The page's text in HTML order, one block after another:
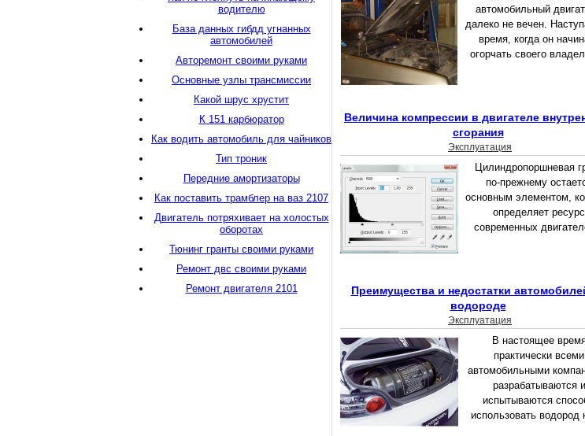
автомобильный
далеко не вечен.
время, когда он
огорчать своего
Величина компрессии в двигателе
сгорания
Эксплуатация
Цилиндропоршневая
по-прежнему
основным элементом,
определяет ресурс
современных
Преимущества и недостатки
водороде
Эксплуатация
В настоящее
практически всеми
автомобильными
разрабатываются и
испытываются
использовать водород
водителю
База данных гибдд угнанных
автомобилей
Авторемонт своими руками
Основные узлы трансмиссии
Какой шрус хрустит
К 151 карбюратор
Как водить автомобиль для чайников
Тип троник
Передние амортизаторы
Как поставить трамблер на ваз 2107
Двигатель потряхивает на холостых
оборотах
Тюнинг гранты своими руками
Ремонт двс своими руками
Ремонт двигателя 2101